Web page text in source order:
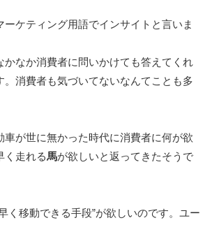
ーケティング用語でインサイトと言いま
かなか消費者に問いかけても答えてくれ
。消費者も気づいてないなんてことも多
車が世に無かった時代に消費者に何が欲
く走れる馬が欲しいと返ってきたそうで
く移動できる手段”が欲しいのです。ユー